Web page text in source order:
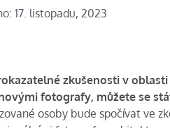
17. listopadu, 2023
zkušenosti v
fotografy, můžete se
osoby bude spočívat ve